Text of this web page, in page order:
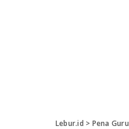
Lebur.id > Pena Guru